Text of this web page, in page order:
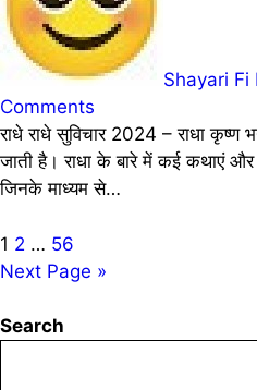
Shayari Fi
Comments
राधे राधे सुविचार 2024 – राधा कृष्ण भगवान की प्रिय और परम भक्त मानी
जाती है। राधा के बारे में कई कथाएं
जिनके माध्यम से…
Posts
pagination
1 2 … 56
Next Page »
Search